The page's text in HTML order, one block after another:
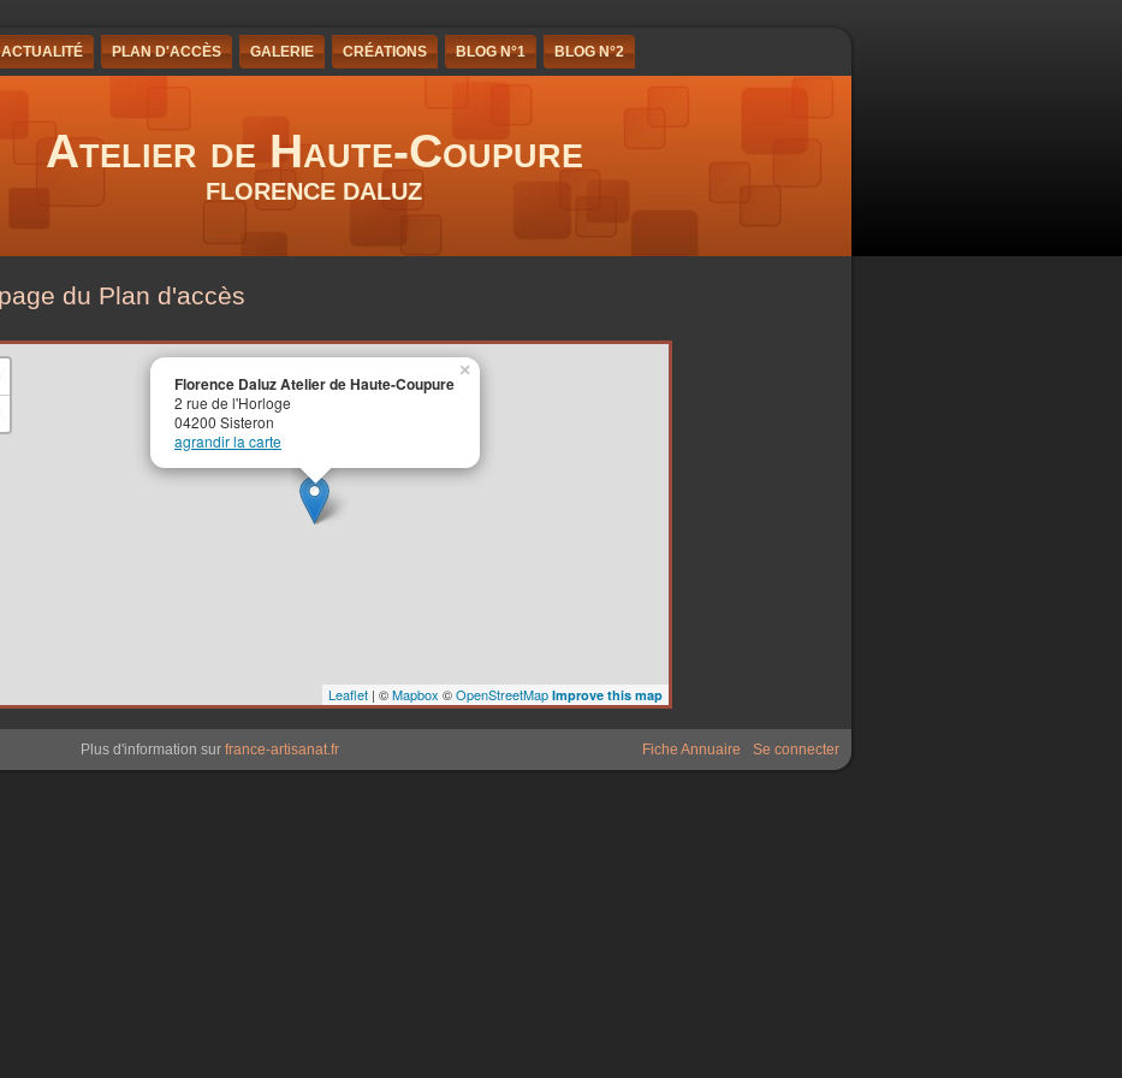
ACTUALITÉ PLAN D'ACCÈS GALERIE CRÉATIONS BLOG N°1 BLOG N°2
Atelier de Haute-Coupure
FLORENCE DALUZ
du Plan d'accès
Florence Daluz Atelier de Haute-Coupure
2 rue de l'Horloge
04200 Sisteron
agrandir la carte
×
Leaflet | ©Mapbox ©OpenStreetMap Improve this map
Plus d'information sur france-artisanat.fr Se connecter
Fiche Annuaire